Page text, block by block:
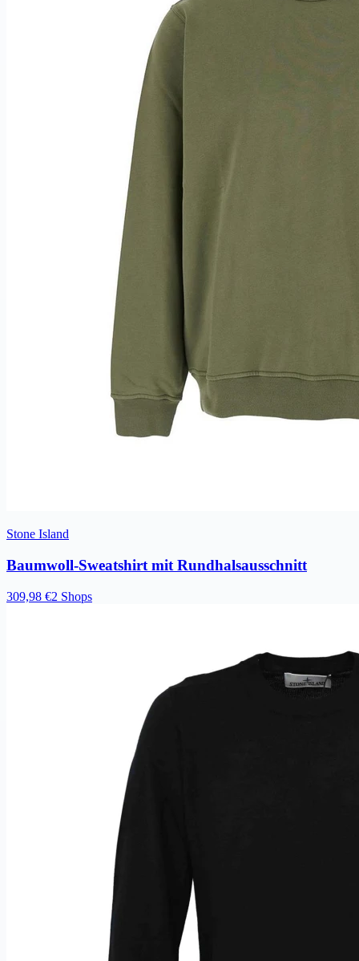
Stone Island
Baumwoll-Sweatshirt mit Rundhalsausschnitt
309,98 €2 Shops